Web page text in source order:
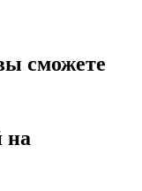
сможете
на